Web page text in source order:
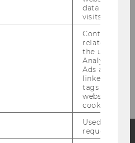
data from
visits.
Contains
related
the user. If
Analytics and
Ads accounts
linked, the
tags on the
website read
cookie.
Used to
request rate.